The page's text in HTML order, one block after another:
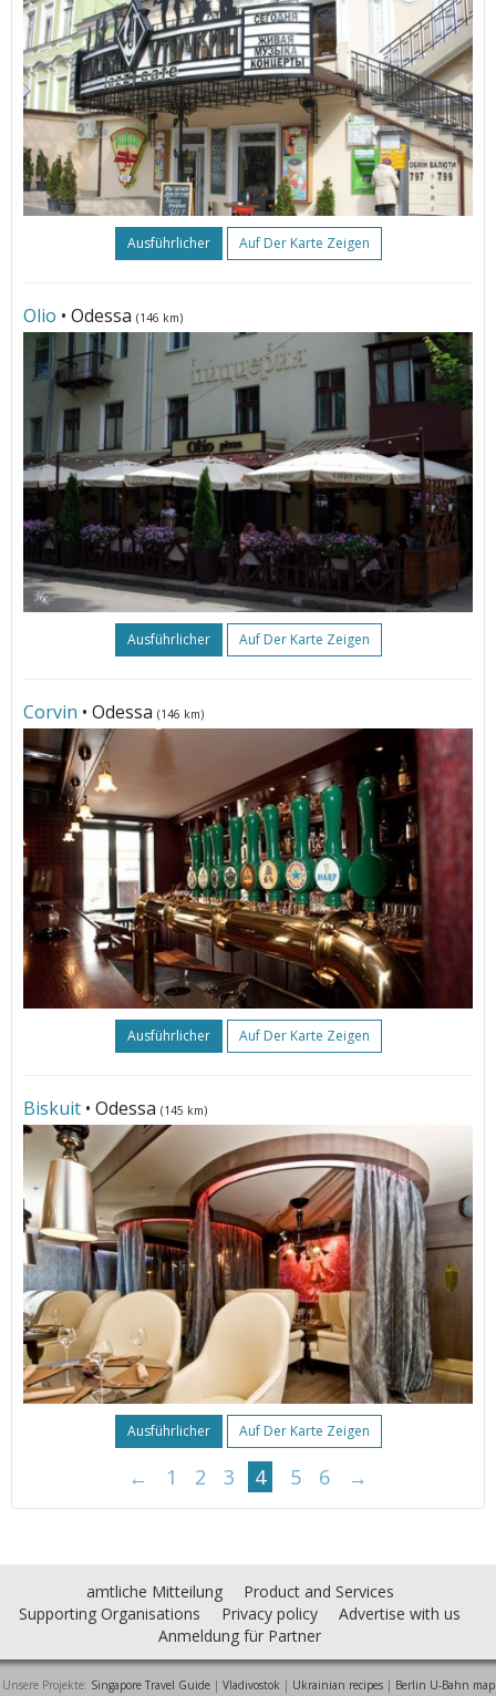
Ausführlicher Auf Der Karte Zeigen
Olio • Odessa (146 km)
Ausführlicher Auf Der Karte Zeigen
Corvin • Odessa (146 km)
Ausführlicher Auf Der Karte Zeigen
Biskuit • Odessa (145 km)
Ausführlicher Auf Der Karte Zeigen
← 1 2 3 4 5 6 →
amtliche Mitteilung
Product and Services
Supporting Organisations
Privacy policy
Advertise with us
Anmeldung für Partner
Unsere Projekte: Singapore Travel Guide| Vladivostok | Ukrainian recipes| Berlin U-Bahn map